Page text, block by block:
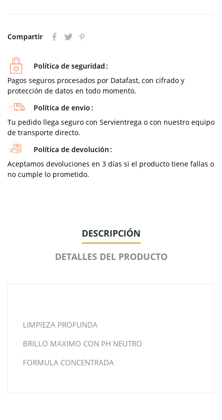
Compartir
Política de seguridad
Pagos seguros procesados por Datafast, con cifrado y
protección de datos en todo momento.
Política de envio
Tu pedido llega seguro con Servientrega o con nuestro equipo
de transporte directo.
Política de devolución
Aceptamos devoluciones en 3 días si el producto tiene fallas o
no cumple lo prometido.
DESCRIPCIÓN
DETALLES DEL PRODUCTO
LIMPIEZA PROFUNDA
BRILLO MAXIMO CON PH NEUTRO
FORMULA CONCENTRADA